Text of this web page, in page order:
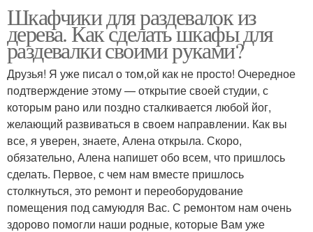
Шкафчики для раздевалок из
дерева. Как сделать шкафы для
раздевалки своими руками?
Друзья! Я уже писал о том,ой как не просто! Очередное
подтверждение этому — открытие своей студии, с
которым рано или поздно сталкивается любой йог,
желающий развиваться в своем направлении. Как вы
все, я уверен, знаете, Алена открыла. Скоро,
обязательно, Алена напишет обо всем, что пришлось
сделать. Первое, с чем нам вместе пришлось
столкнуться, это ремонт и переоборудование
помещения под самуюдля Вас. С ремонтом нам очень
здорово помогли наши родные, которые Вам уже